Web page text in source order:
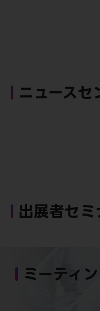
ニュースセ
出展者セミ
ミーティ